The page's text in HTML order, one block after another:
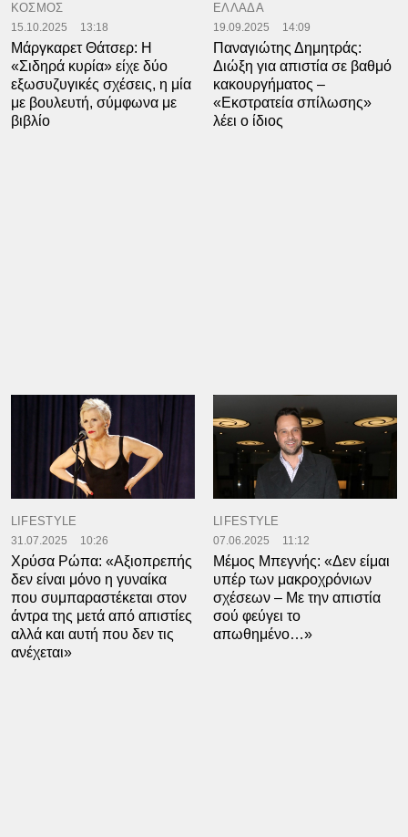
ΚΟΣΜΟΣ
15.10.2025 13:18
Μάργκαρετ Θάτσερ: Η
«Σιδηρά κυρία» είχε δύο
εξωσυζυγικές σχέσεις, η μία
με βουλευτή, σύμφωνα με
βιβλίο
ΕΛΛΑΔΑ
19.09.2025 14:09
Παναγιώτης Δημητράς:
Διώξη για απιστία σε βαθμό
κακουργήματος –
«Εκστρατεία σπίλωσης»
λέει ο ίδιος
LIFESTYLE
31.07.2025 10:26
Χρύσα Ρώπα: «Αξιοπρεπής
δεν είναι μόνο η γυναίκα
που συμπαραστέκεται στον
άντρα της μετά από απιστίες
αλλά και αυτή που δεν τις
ανέχεται»
LIFESTYLE
07.06.2025 11:12
Μέμος Μπεγνής: «Δεν είμαι
υπέρ των μακροχρόνιων
σχέσεων – Με την απιστία
σού φεύγει το
απωθημένο…»